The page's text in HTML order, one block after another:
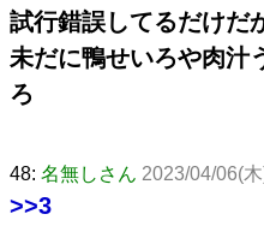
試行錯誤してるだけだ
未だに鴨せいろや肉汁
ろ
48: 名無しさん 2023/04/06(
>>3